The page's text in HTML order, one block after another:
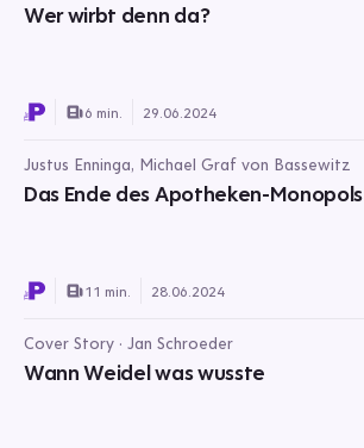
Wer wirbt denn da?
6 min. 29.06.2024
Justus Enninga, Michael Graf von Bassewitz
Das Ende des Apotheken-Monopols
11 min. 28.06.2024
Cover Story · Jan Schroeder
Wann Weidel was wusste